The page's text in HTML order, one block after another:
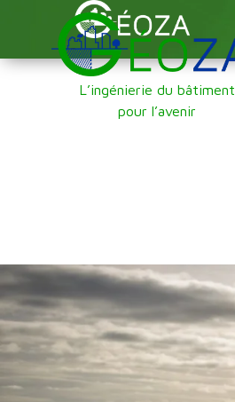
L’ingénierie du bâtiment
pour l’avenir